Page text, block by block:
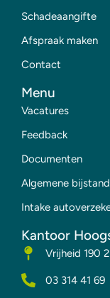
Schadeaangifte
Afspraak maken
Contact
Menu
Vacatures
Feedback
Documenten
Algemene
Intake
Kantoor
Vrijheid 190
03 314 41 69